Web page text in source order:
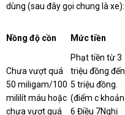
dùng (sau đây gọi chung là xe):
Nồng độ cồn Mức tiền
Chưa vượt quá
50 miligam/100
mililít máu hoặc
chưa vượt quá
Phạt tiền từ 3
triệu đồng đến
5 triệu đồng.
(điểm c khoản
6 Điều 7Nghị